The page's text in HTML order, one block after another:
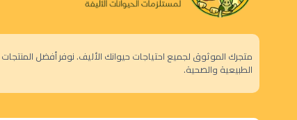
متجرك الموثوق لجميع احتياجات حيوانك الأليف. نوفر أفضل المنتجات
الطبيعية والصحية.